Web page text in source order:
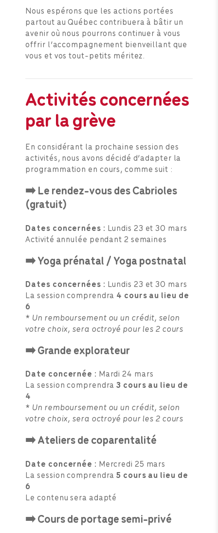
Nous espérons que les actions portées
partout au Québec contribuera à bâtir un
avenir où nous pourrons continuer à vous
offrir l’accompagnement bienveillant que
vous et vos tout-petits méritez.
Activités concernées
par la grève
En considérant la prochaine session des
activités, nous avons décidé d’adapter la
programmation en cours, comme suit :
➡️ Le rendez-vous des Cabrioles
(gratuit)
Dates concernées : Lundis 23 et 30 mars
Activité annulée pendant 2 semaines
➡️ Yoga prénatal / Yoga postnatal
Dates concernées : Lundis 23 et 30 mars
La session comprendra 4 cours au lieu de
6
* Un remboursement ou un crédit, selon
votre choix, sera octroyé pour les 2 cours
➡️ Grande explorateur
Date concernée : Mardi 24 mars
La session comprendra3 cours au lieu de
4
* Un remboursement ou un crédit, selon
votre choix, sera octroyé pour les 2 cours
➡️ Ateliers de coparentalité
Date concernée : Mercredi 25 mars
La session comprendra5 cours au lieu de
6
Le contenu sera adapté
➡️ Cours de portage semi-privé